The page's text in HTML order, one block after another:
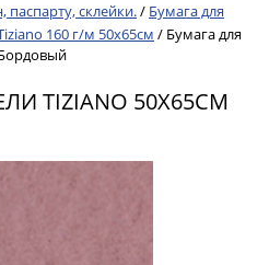
склейки./ Бумага для
160 г/м 50х65см / Бумага для
TIZIANO 50Х65СМ